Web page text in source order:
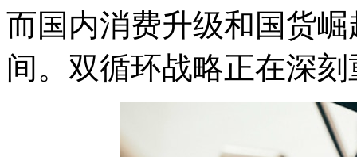
而国内消费升级和国货
间。双循环战略正在深